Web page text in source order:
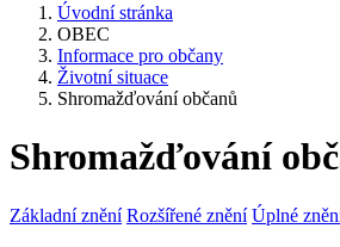
Úvodní stránka
OBEC
Informace pro občany
Životní situace
Shromažďování občanů
Shromažďování
Základní znění Rozšířené znění Úplné